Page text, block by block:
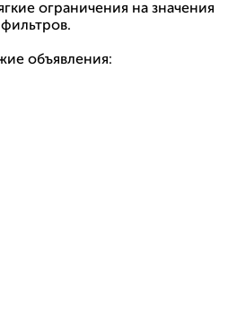
ограничения на значения
фильтров.
объявления: